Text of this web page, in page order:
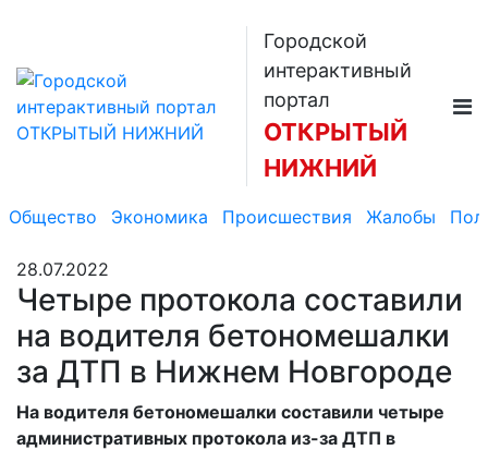
Городской
интерактивный
портал
ОТКРЫТЫЙ
НИЖНИЙ
Общество Экономика Происшествия Жалобы
28.07.2022
Четыре протокола составили
на водителя бетономешалки
за ДТП в Нижнем Новгороде
На водителя бетономешалки составили четыре
административных протокола из-за ДТП в